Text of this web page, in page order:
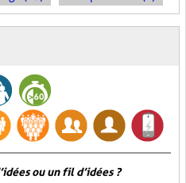
ou un fil d’idées ?